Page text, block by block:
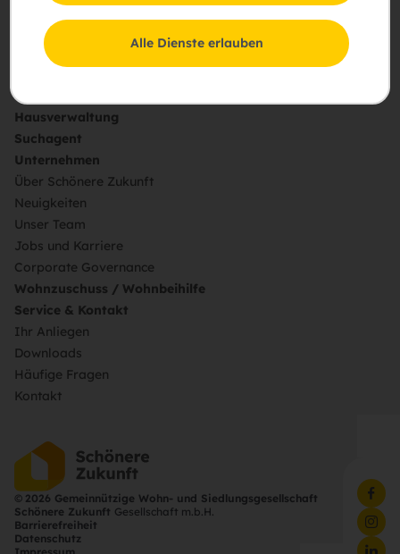
office[at]sz.at
Mieten
Projekte
Hausverwaltung
Suchagent
Unternehmen
Über Schönere Zukunft
Neuigkeiten
Unser Team
Jobs und Karriere
Corporate Governance
Wohnzuschuss / Wohnbeihilfe
Service & Kontakt
Ihr Anliegen
Downloads
Häufige Fragen
Kontakt
© 2026 Gemeinnützige Wohn- und Siedlungsgesellschaft
Schönere Zukunft Gesellschaft m.b.H.
Barrierefreiheit
Datenschutz
Alle Dienste erlauben